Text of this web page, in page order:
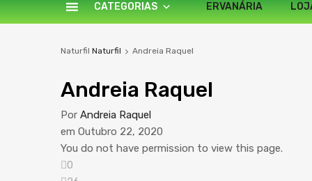
CATEGORIAS ERVANÁRIA
Naturfil Naturfil Andreia Raquel
Andreia Raquel
Por Andreia Raquel
em Outubro 22, 2020
You do not have permission to view this page.
0